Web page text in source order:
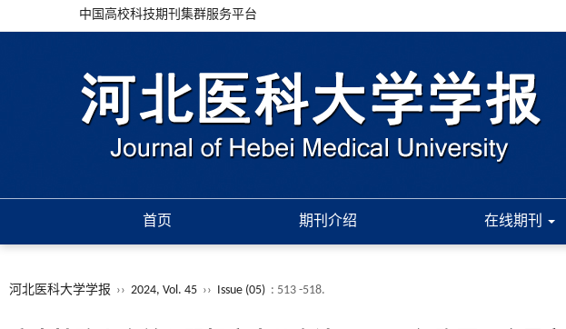
中国高校科技期刊集群服务平台
首页 期刊介绍 在线期刊
河北医科大学学报 ›› 2024, Vol. 45 ›› Issue (05) : 513 -518.